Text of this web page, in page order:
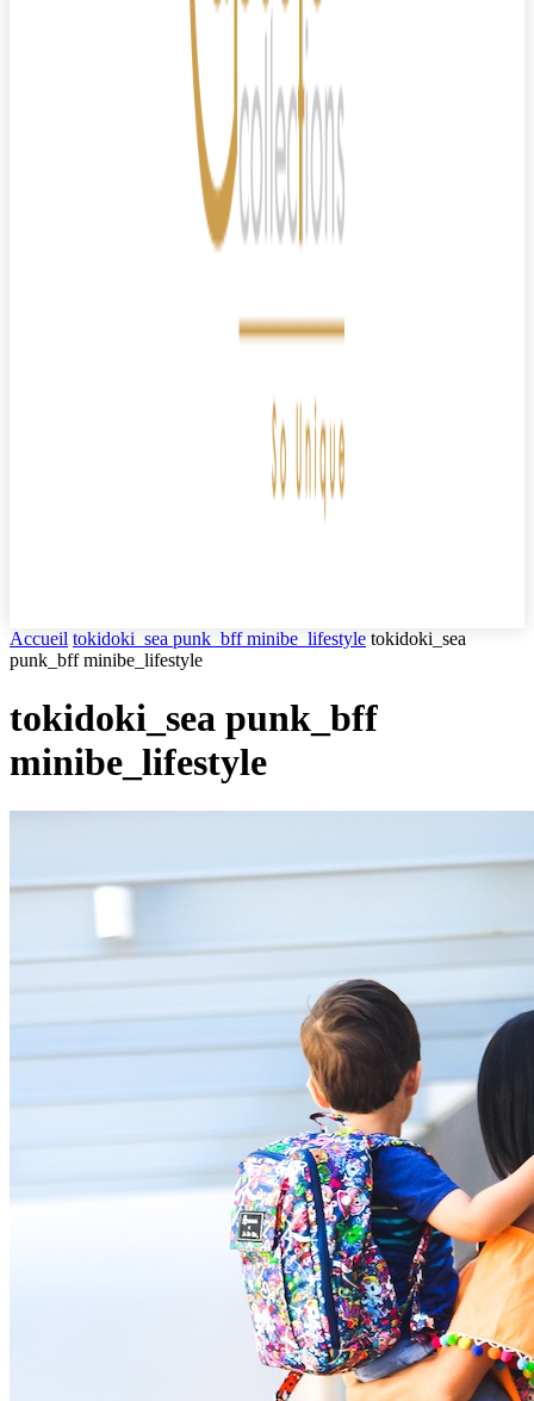
Accueil tokidoki_sea punk_bff minibe_lifestyle tokidoki_sea
punk_bff minibe_lifestyle
tokidoki_sea punk_bff
minibe_lifestyle